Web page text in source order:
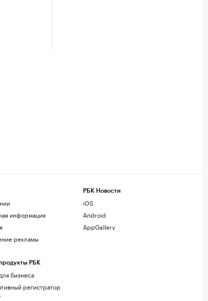
информация
рекламы
РБК
бизнеса
регистратор
РБК Новости
iOS
Android
AppGallery